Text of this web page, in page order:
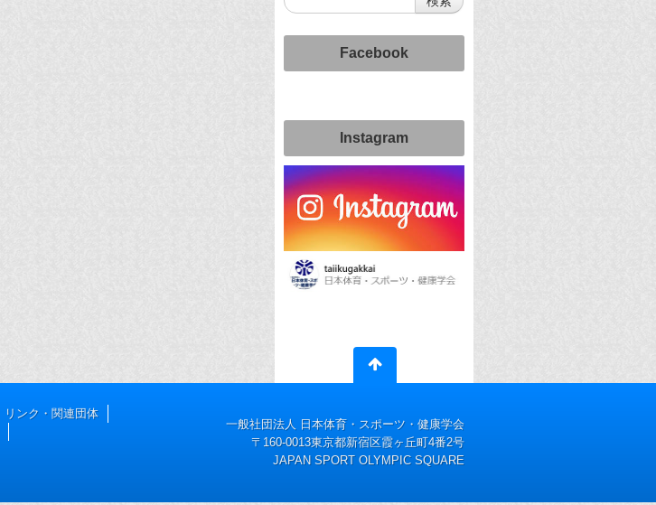
Facebook
Instagram
リンク・関連団体
一般社団法人 日本体育・スポーツ・健康学会
〒160-0013東京都新宿区霞ヶ丘町4番2号
JAPAN SPORT OLYMPIC SQUARE